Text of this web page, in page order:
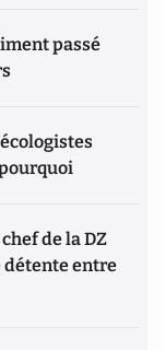
passé
de la DZ
détente entre